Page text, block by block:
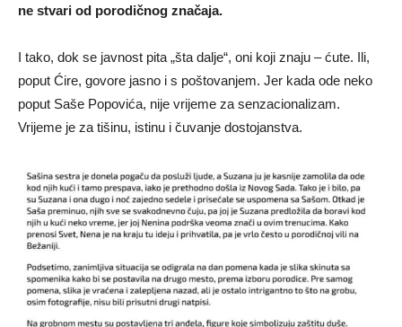
ne stvari od porodičnog značaja.
I tako, dok se javnost pita „šta dalje“, oni koji znaju – ćute. Ili,
poput Ćire, govore jasno i s poštovanjem. Jer kada ode neko
poput Saše Popovića, nije vrijeme za senzacionalizam.
Vrijeme je za tišinu, istinu i čuvanje dostojanstva.